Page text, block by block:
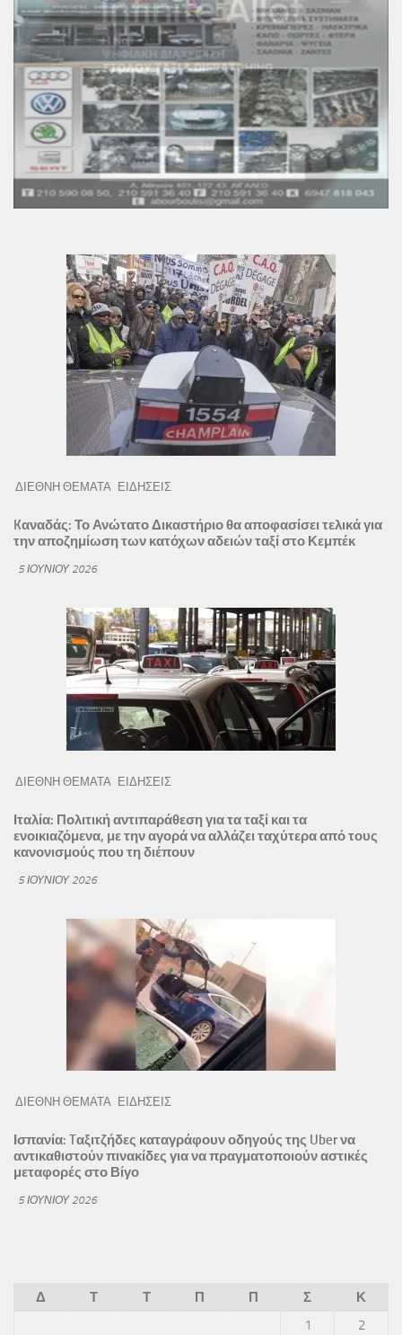
ΔΙΕΘΝΗ ΘΕΜΑΤΑ ΕΙΔΗΣΕΙΣ
Kαναδάς: Το Ανώτατο Δικαστήριο θα αποφασίσει τελικά για
την αποζημίωση των κατόχων αδειών ταξί στο Κεμπέκ
5 ΙΟΥΝΊΟΥ 2026
ΔΙΕΘΝΗ ΘΕΜΑΤΑ ΕΙΔΗΣΕΙΣ
Ιταλία: Πολιτική αντιπαράθεση για τα ταξί και τα
ενοικιαζόμενα, με την αγορά να αλλάζει ταχύτερα από τους
κανονισμούς που τη διέπουν
5 ΙΟΥΝΊΟΥ 2026
ΔΙΕΘΝΗ ΘΕΜΑΤΑ ΕΙΔΗΣΕΙΣ
Ισπανία: Tαξιτζήδες καταγράφουν οδηγούς της Uber να
αντικαθιστούν πινακίδες για να πραγματοποιούν αστικές
μεταφορές στο Βίγο
5 ΙΟΥΝΊΟΥ 2026
Δ Τ Τ Π Π Σ
Κ
1
2